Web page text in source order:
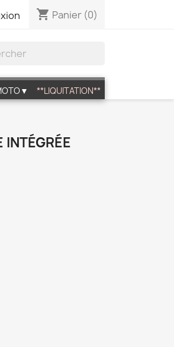
shopping_cart Panier (0)
**LIQUITATION**